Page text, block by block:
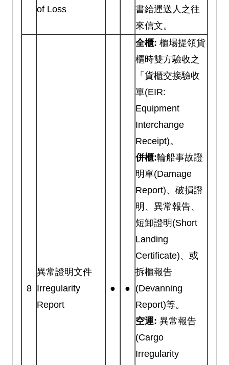
of Loss
書給運送人之往
來信文。
8
異常證明文件
Irregularity
Report
● ●
全櫃: 櫃場提領貨
櫃時雙方驗收之
「貨櫃交接驗收
單(EIR:
Equipment
Interchange
Receipt)。
併櫃:輪船事故證
明單(Damage
Report)、破損證
明、異常報告、
短卸證明(Short
Landing
Certificate)、或
拆櫃報告
(Devanning
Report)等。
空運: 異常報告
(Cargo
Irregularity